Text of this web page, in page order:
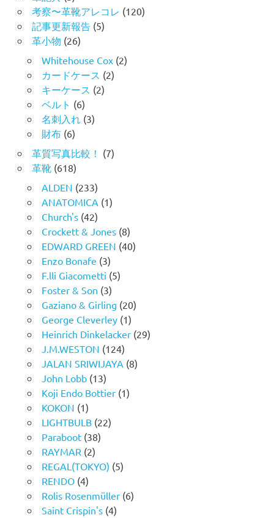
考察〜革靴アレコレ (120)
記事更新報告(5)
革小物 (26)
Whitehouse Cox(2)
カードケース (2)
キーケース (2)
ベルト (6)
名刺入れ (3)
財布(6)
革質写真比較！ (7)
革靴(618)
ALDEN (233)
ANATOMICA (1)
Church's(42)
Crockett & Jones(8)
EDWARD GREEN (40)
Enzo Bonafe (3)
F.lli Giacometti (5)
Foster & Son (3)
Gaziano & Girling (20)
George Cleverley(1)
Heinrich Dinkelacker(29)
J.M.WESTON (124)
JALAN SRIWIJAYA (8)
John Lobb(13)
Koji Endo Bottier(1)
KOKON (1)
LIGHTBULB(22)
Paraboot(38)
RAYMAR (2)
REGAL(TOKYO) (5)
RENDO(4)
Rolis Rosenmüller(6)
Saint Crispin's(4)